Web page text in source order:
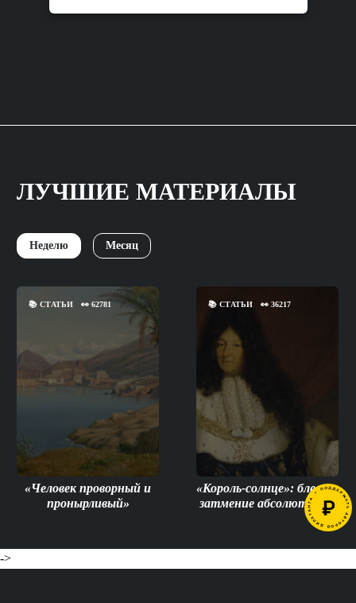
ЛУЧШИЕ МАТЕРИАЛЫ
Неделю Месяц
📚 СТАТЬИ 👀 62781
«Человек проворный и
пронырливый»
📚СТАТЬИ 👀36217
«Король-солнце»: блеск и
затмение абсолютизма
->